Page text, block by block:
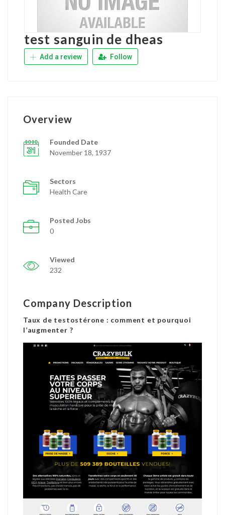
test sanguin de dheas
Add a review Follow
Overview
Founded Date
November 18, 1937
Sectors
Health Care
Posted Jobs
0
Viewed
232
Company Description
Taux de testostérone : comment et pourquoi
l’augmenter ?